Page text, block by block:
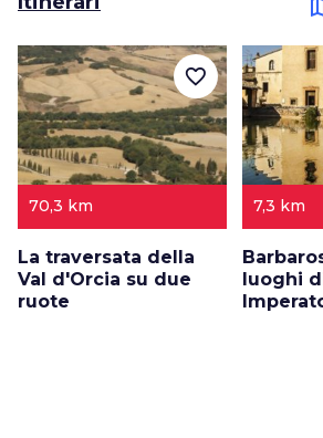
70,3 km
La traversata della
Val d'Orcia su due
ruote
favorite_border
7,3 km
luoghi